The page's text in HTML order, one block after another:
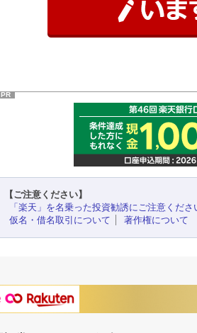
PR
【ご注意ください】
「楽天」を名乗った投資勧誘にご注意くださ
仮名・借名取引について
著作権について